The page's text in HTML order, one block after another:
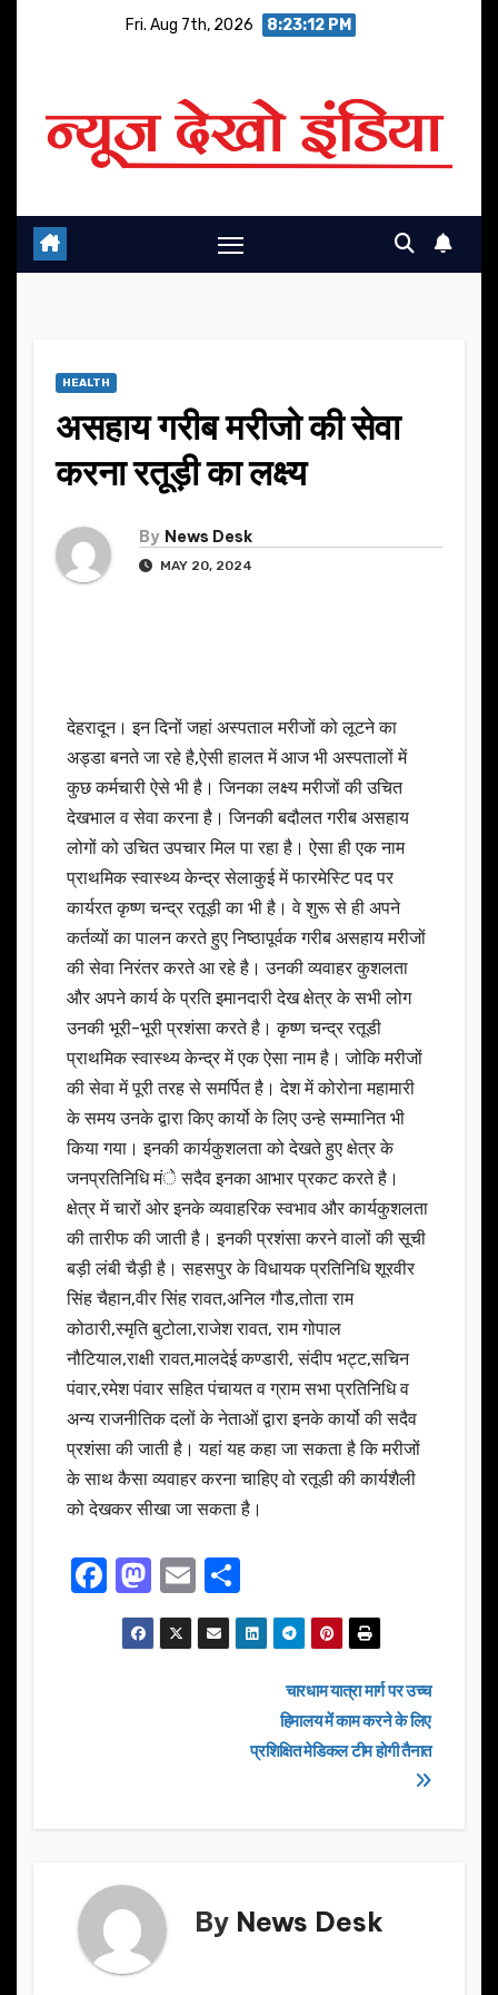
Fri. Aug 7th, 2026 8:23:13 PM
HEALTH
असहाय गरीब मरीजो की सेवा
करना रतूड़ी का लक्ष्य
By News Desk
MAY 20, 2024
देहरादून। इन दिनों जहां अस्पताल मरीजों को लूटने का
अड्डा बनते जा रहे है,ऐसी हालत में आज भी अस्पतालों में
कुछ कर्मचारी ऐसे भी है। जिनका लक्ष्य मरीजों की उचित
देखभाल व सेवा करना है। जिनकी बदौलत गरीब असहाय
लोगों को उचित उपचार मिल पा रहा है। ऐसा ही एक नाम
प्राथमिक स्वास्थ्य केन्द्र सेलाकुई में फारमेस्टि पद पर
कार्यरत कृष्ण चन्द्र रतूड़ी का भी है। वे शुरू से ही अपने
कर्तव्यों का पालन करते हुए निष्ठापूर्वक गरीब असहाय मरीजों
की सेवा निरंतर करते आ रहे है। उनकी व्यवाहर कुशलता
और अपने कार्य के प्रति इमानदारी देख क्षेत्र के सभी लोग
उनकी भूरी-भूरी प्रशंसा करते है। कृष्ण चन्द्र रतूडी
प्राथमिक स्वास्थ्य केन्द्र में एक ऐसा नाम है। जोकि मरीजों
की सेवा में पूरी तरह से समर्पित है। देश में कोरोना महामारी
के समय उनके द्वारा किए कार्यो के लिए उन्हे सम्मानित भी
किया गया। इनकी कार्यकुशलता को देखते हुए क्षेत्र के
जनप्रतिनिधि मंे सदैव इनका आभार प्रकट करते है।
क्षेत्र में चारों ओर इनके व्यवाहरिक स्वभाव और कार्यकुशलता
की तारीफ की जाती है। इनकी प्रशंसा करने वालों की सूची
बड़ी लंबी चैड़ी है। सहसपुर के विधायक प्रतिनिधि शूरवीर
सिंह चैहान,वीर सिंह रावत,अनिल गौड,तोता राम
कोठारी,स्मृति बुटोला,राजेश रावत, राम गोपाल
नौटियाल,राक्षी रावत,मालदेई कण्डारी, संदीप भट्ट,सचिन
पंवार,रमेश पंवार सहित पंचायत व ग्राम सभा प्रतिनिधि व
अन्य राजनीतिक दलों के नेताओं द्वारा इनके कार्यो की सदैव
प्रशंसा की जाती है। यहां यह कहा जा सकता है कि मरीजों
के साथ कैसा व्यवाहर करना चाहिए वो रतूडी की कार्यशैली
को देखकर सीखा जा सकता है।
F
a
c
k
M
a
st
E
m
ail
h
ar
navigation
चारधाम यात्रा मार्ग पर उच्च
हिमालय में काम करने के लिए
प्रशिक्षित मेडिकल टीम होगी तैनात
By News Desk